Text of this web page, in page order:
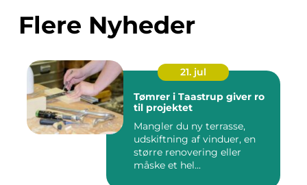
Flere Nyheder
21. jul
Tømrer i Taastrup giver ro
til projektet
Mangler du ny terrasse,
udskiftning af vinduer, en
større renovering eller
måske et hel...